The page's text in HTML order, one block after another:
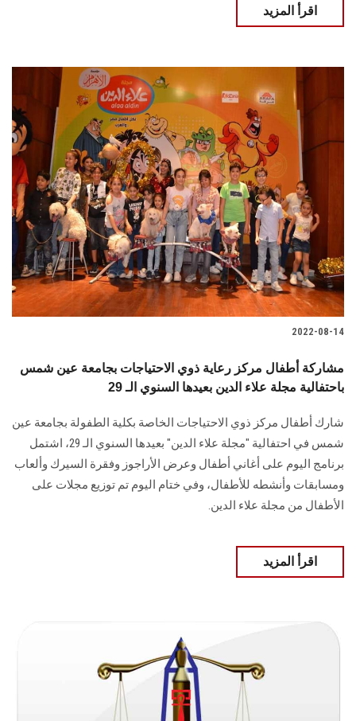
اقرأ المزيد
2022-08-14
مشاركة أطفال مركز رعاية ذوي الاحتياجات بجامعة عين شمس
باحتفالية مجلة علاء الدين بعيدها السنوي الـ 29
شارك أطفال مركز ذوي الاحتياجات الخاصة بكلية الطفولة بجامعة عين
شمس في احتفالية "مجلة علاء الدين" بعيدها السنوي الـ 29، اشتمل
برنامج اليوم على أغاني أطفال وعرض الأراجوز وفقرة السيرك وألعاب
ومسابقات وأنشطه للأطفال، وفي ختام اليوم تم توزيع مجلات على
الأطفال من مجلة علاء الدين.
اقرأ المزيد